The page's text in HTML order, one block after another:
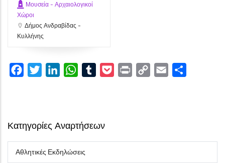
Μουσεία - Αρχαιολογικοί
Χώροι
Δήμος Ανδραβίδας -
Κυλλήνης
FacebookTwitterLinkedInWhatsAppTumblrPocketPrint
Copy
Email
Κατηγορίες Αναρτήσεων
Αθλητικές Εκδηλώσεις